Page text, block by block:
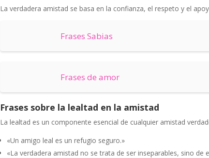
La verdadera amistad se basa en la confianza, el respeto y el
Frases Sabias
Frases de amor
Frases sobre la lealtad en la amistad
La lealtad es un componente esencial de cualquier amistad
«Un amigo leal es un refugio seguro.»
«La verdadera amistad no se trata de ser inseparables, sino de